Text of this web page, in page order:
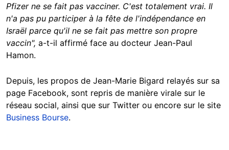
Pfizer ne se fait pas vacciner. C'est totalement vrai. Il
n'a pas pu participer à la fête de l'indépendance en
Israël parce qu'il ne se fait pas mettre son propre
vaccin", a-t-il affirmé face au docteur Jean-Paul
Hamon.
Depuis, les propos de Jean-Marie Bigard relayés sur sa
page Facebook, sont repris de manière virale sur le
réseau social, ainsi que sur Twitter ou encore sur le site
Business Bourse.